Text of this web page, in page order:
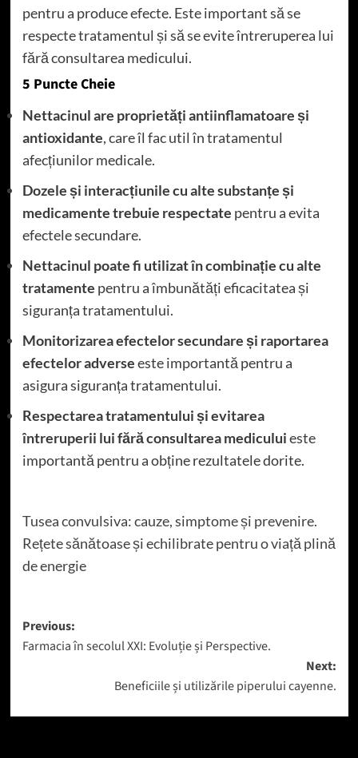
pentru a produce efecte. Este important să se
respecte tratamentul și să se evite întreruperea lui
fără consultarea medicului.
5 Puncte Cheie
Nettacinul are proprietăți antiinflamatoare și
antioxidante, care îl fac util în tratamentul
afecțiunilor medicale.
Dozele și interacțiunile cu alte substanțe și
medicamente trebuie respectate pentru a evita
efectele secundare.
Nettacinul poate fi utilizat în combinație cu alte
tratamente pentru a îmbunătăți eficacitatea și
siguranța tratamentului.
Monitorizarea efectelor secundare și raportarea
efectelor adverseeste importantă pentru a
asigura siguranța tratamentului.
Respectarea tratamentului și evitarea
întreruperii lui fără consultarea mediculuieste
importantă pentru a obține rezultatele dorite.
Tusea convulsiva: cauze, simptome și prevenire.
Rețete sănătoase și echilibrate pentru o viață plină
de energie
Post
navigation
Previous:
Farmacia în secolul XXI: Evoluție și Perspective.
Next:
Beneficiile și utilizările piperului cayenne.